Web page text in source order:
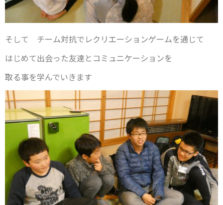
そして チーム対抗でレクリエーションゲームを通じて
はじめて出会った友達とコミュニケーションを
取る事を学んでいきます